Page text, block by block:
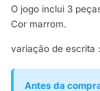
O jogo inclui 3
Cor marrom.
variação de escrita
Antes da